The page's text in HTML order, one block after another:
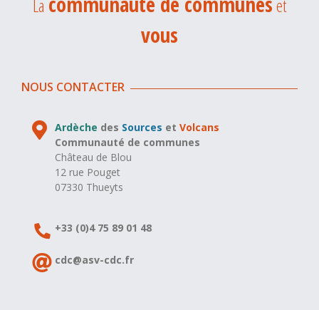
La et
vous
NOUS CONTACTER
Ardèche des Sources etVolcans
Communauté de communes
Château de Blou
12 rue Pouget
07330 Thueyts
+33 (0)4 75 89 01 48
cdc@asv-cdc.fr